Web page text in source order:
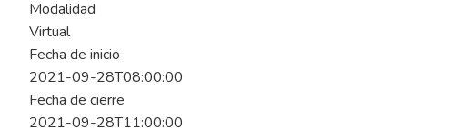
Modalidad
Virtual
Fecha de inicio
2021-09-28T08:00:00
Fecha de cierre
2021-09-28T11:00:00